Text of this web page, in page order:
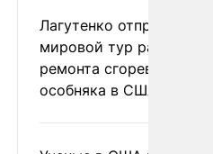
Лагутенко отправился в
мировой тур ради
ремонта сгоревшего
особняка в США